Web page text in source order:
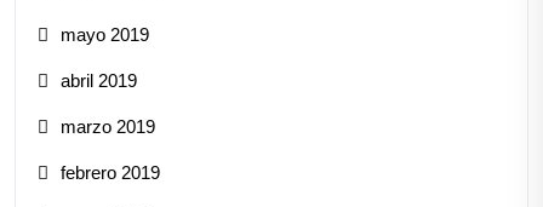
mayo 2019
abril 2019
marzo 2019
febrero 2019